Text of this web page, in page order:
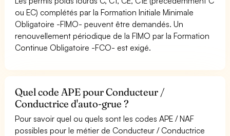
ou EC) complétés par la Formation Initiale Minimale
Obligatoire -FIMO- peuvent être demandés. Un
renouvellement périodique de la FIMO par la Formation
Continue Obligatoire -FCO- est exigé.
Quel code APE pour Conducteur /
Conductrice d'auto-grue ?
Pour savoir quel ou quels sont les codes APE / NAF
possibles pour le métier de Conducteur / Conductrice